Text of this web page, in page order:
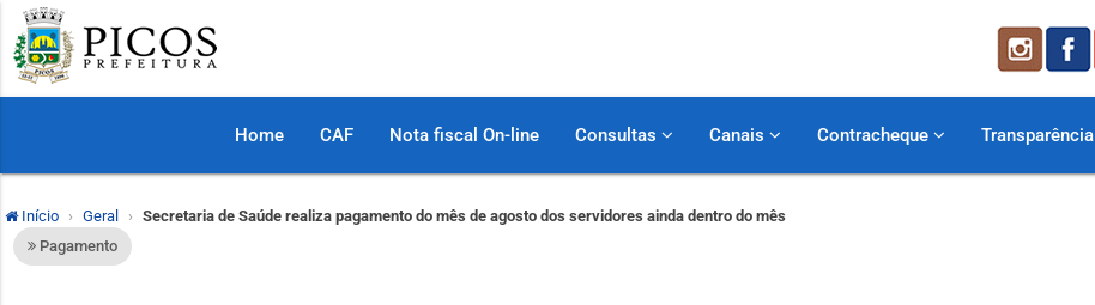
Home CAF Nota fiscal On-line Consultas Canais Contracheque Transparência
Início Geral
Secretaria de Saúde realiza pagamento do mês de agosto dos servidores ainda dentro do mês
Pagamento